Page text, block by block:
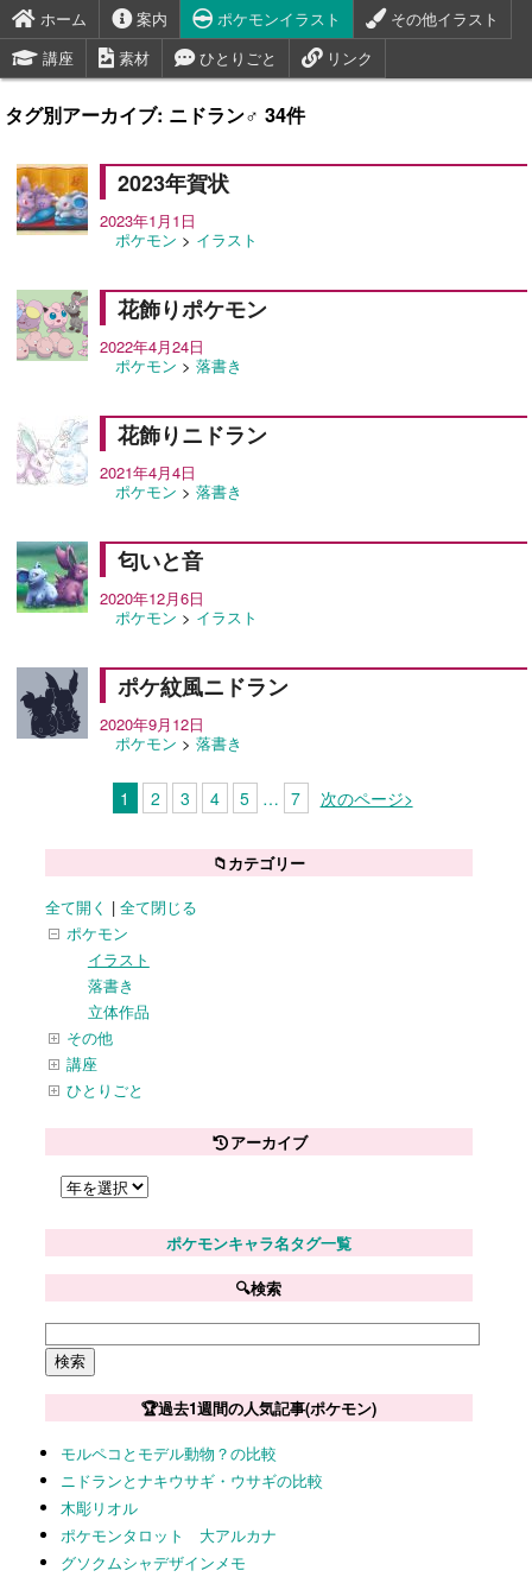
ホーム 案内 ポケモンイラスト
その他イラスト
講座
素材 ひとりごと リンク
タグ別アーカイブ: ニドラン♂ 34件
2023年賀状
2023年1月1日
ポケモン > イラスト
花飾りポケモン
2022年4月24日
ポケモン >落書き
花飾りニドラン
2021年4月4日
ポケモン >落書き
匂いと音
2020年12月6日
ポケモン > イラスト
ポケ紋風ニドラン
2020年9月12日
ポケモン >落書き
1 2 3 4 5 … 7 次のページ>
📁カテゴリー
全て開く | 全て閉じる
ポケモン
イラスト
落書き
立体作品
その他
講座
ひとりごと
アーカイブ
ポケモンキャラ名タグ一覧
🔍検索
🏆過去1週間の人気記事(ポケモン)
モルペコとモデル動物？の比較
ニドランとナキウサギ・ウサギの比較
木彫リオル
ポケモンタロット 大アルカナ
グソクムシャデザインメモ